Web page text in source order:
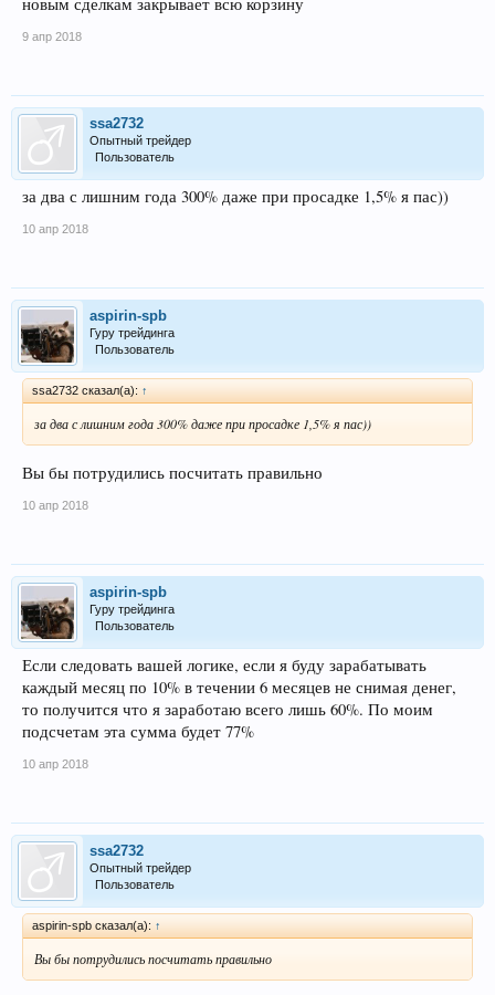
9 апр 2018
ssa2732
Опытный трейдер
Пользователь
за два с лишним года 300% даже при просадке 1,5% я пас))
10 апр 2018
aspirin-spb
Гуру трейдинга
Пользователь
ssa2732 сказал(а): ↑
за два с лишним года 300% даже при просадке 1,5% я пас))
Вы бы потрудились посчитать правильно
10 апр 2018
aspirin-spb
Гуру трейдинга
Пользователь
Если следовать вашей логике, если я буду зарабатывать
каждый месяц по 10% в течении 6 месяцев не снимая денег,
то получится что я заработаю всего лишь 60%. По моим
подсчетам эта сумма будет 77%
10 апр 2018
ssa2732
Опытный трейдер
Пользователь
aspirin-spb сказал(а): ↑
Вы бы потрудились посчитать правильно